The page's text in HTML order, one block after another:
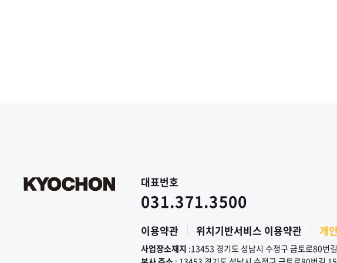
대표번호
031.371.3500
이용약관 위치기반서비스 이용약관 개
사업장소재지 :13453 경기도 성남시 수정구 금토로80번